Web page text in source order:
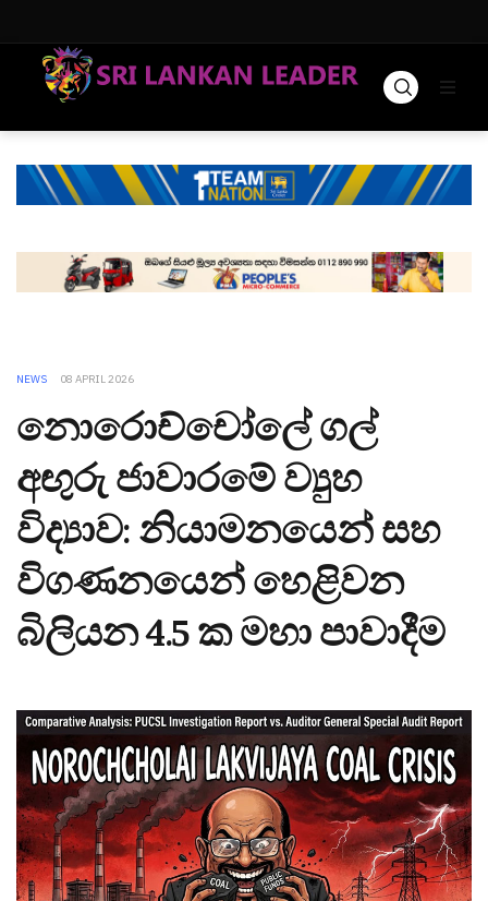
NEWS 08 APRIL 2026
නොරොච්චෝලේ ගල්
අඟුරු ජාවාරමේ ව්‍යුහ
විද්‍යාව: නියාමනයෙන් සහ
විගණනයෙන් හෙළිවන
බිලියන 4.5 ක මහා පාවාදීම